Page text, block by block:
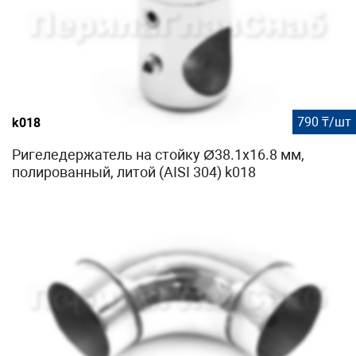
k018 790 ₸/шт
Ригеледержатель на стойку Ø38.1х16.8 мм,
полированный, литой (AISI 304) k018